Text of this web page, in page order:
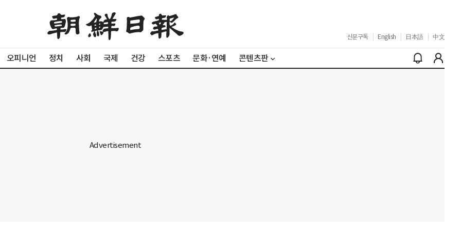
신문구독 English 日本語 中文
오피니언 정치 사회 국제 건강 스포츠 문화·연예 콘텐츠판